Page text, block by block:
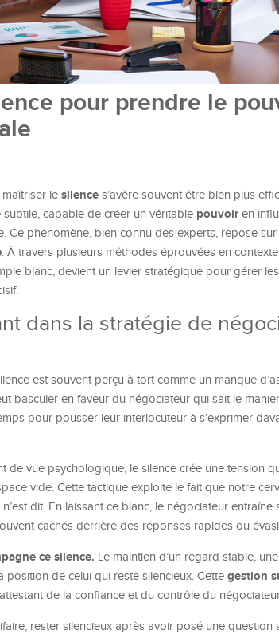
pour prendre le
maîtriser le silence s’avère souvent être bien plus
capable de créer un véritable pouvoiren
Ce phénomène, bien connu des experts, repose
. À travers plusieurs méthodes éprouvées en
blanc, devient un levier stratégique pour gérer
dans la stratégie de
est souvent perçu à tort comme un manque
basculer en faveur du négociateur qui sait le
pour pousser leur interlocuteur à s’exprimer
de vue psychologique, le silence crée une tension
vide. Cette tactique exploite le fait que notre
dit. En laissant ce blanc, le négociateur entraîne
cachés derrière des réponses rapides ou
ce silence. Le maintien d’un regard stable,
position de celui qui reste silencieux. Cette gestion
de la confiance et du contrôle du
rester silencieux après avoir posé une question